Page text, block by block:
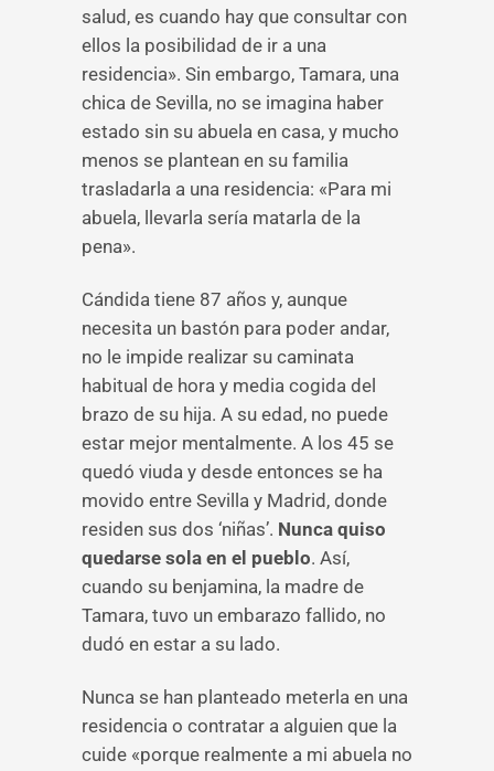
salud, es cuando hay que consultar con
ellos la posibilidad de ir a una
residencia». Sin embargo, Tamara, una
chica de Sevilla, no se imagina haber
estado sin su abuela en casa, y mucho
menos se plantean en su familia
trasladarla a una residencia: «Para mi
abuela, llevarla sería matarla de la
pena».
Cándida tiene 87 años y, aunque
necesita un bastón para poder andar,
no le impide realizar su caminata
habitual de hora y media cogida del
brazo de su hija. A su edad, no puede
estar mejor mentalmente. A los 45 se
quedó viuda y desde entonces se ha
movido entre Sevilla y Madrid, donde
residen sus dos ‘niñas’. Nunca quiso
quedarse sola en el pueblo. Así,
cuando su benjamina, la madre de
Tamara, tuvo un embarazo fallido, no
dudó en estar a su lado.
Nunca se han planteado meterla en una
residencia o contratar a alguien que la
cuide «porque realmente a mi abuela no